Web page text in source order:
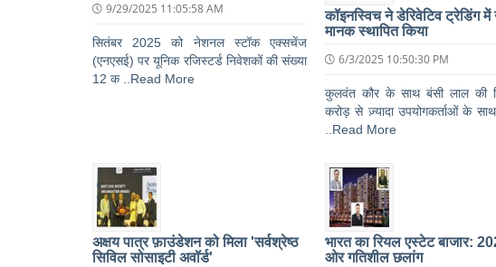
9/29/2025 11:05:58 AM
सितंबर 2025 को नेशनल स्टॉक एक्सचेंज
(एनएसई) पर यूनिक रजिस्टर्ड निवेशकों की संख्या
12 क ..Read More
कॉइनस्विच ने डेरिवेटिव ट्रेडिंग में
मानक स्थापित किया
6/3/2025 10:50:30 PM
कुलवंत कौर के साथ बंसी लाल की
करोड़ से ज़्यादा उपयोगकर्ताओं के
..Read More
अक्षय पात्र फ़ाउंडेशन को मिला 'सर्वश्रेष्ठ
सिविल सोसाइटी अवॉर्ड'
भारत का रियल एस्टेट बाजार:
ओर गतिशील छलांग